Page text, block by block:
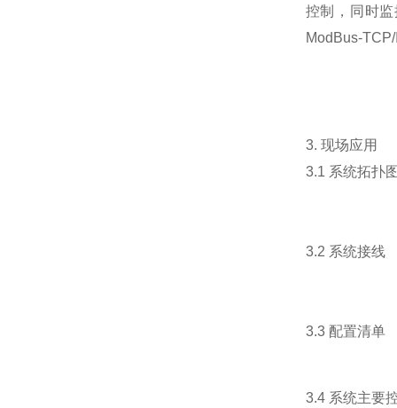
控制，同时
ModBus-
3. 现场应用
3.1 系统拓扑
3.2 系统接线
3.3 配置清单
3.4 系统主要